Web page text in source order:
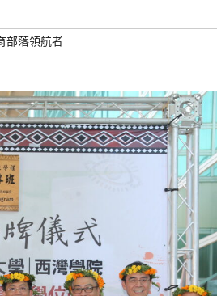
部落領航者